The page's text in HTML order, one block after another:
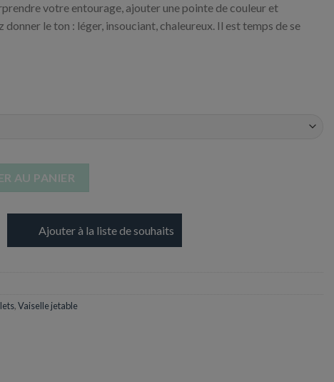
votre entourage, ajouter une pointe de couleur et
donner le ton : léger, insouciant, chaleureux. Il est temps de se
AU PANIER
Ajouter à la liste de souhaits
,Vaiselle jetable